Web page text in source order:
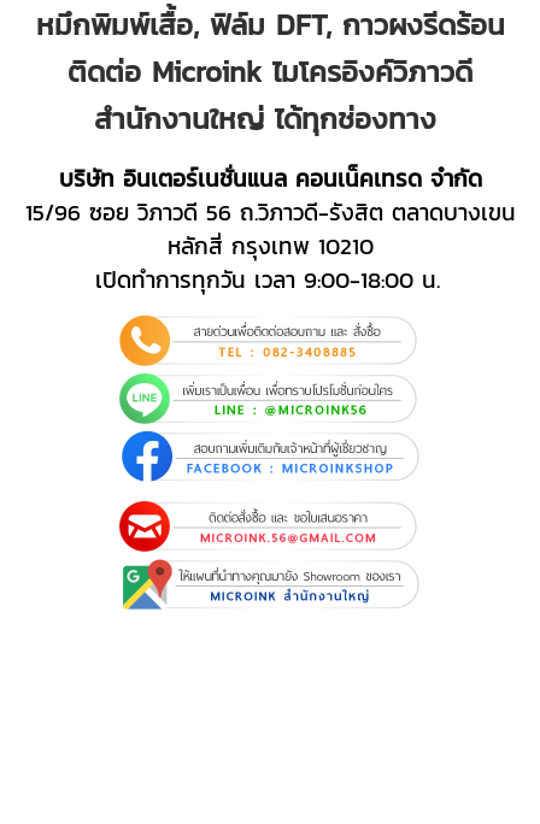
หมึกพิมพ์เสื้อ, ฟิล์ม DFT, กาวผงรีดร้อน
ติดต่อ Microink ไมโครอิงค์วิภาวดี
สำนักงานใหญ่ ได้ทุกช่องทาง
บริษัท อินเตอร์เนชั่นแนล คอนเน็คเทรด จำกัด
15/96 ซอย วิภาวดี 56 ถ.วิภาวดี-รังสิต ตลาดบางเขน
หลักสี่ กรุงเทพ 10210
เปิดทำการทุกวัน เวลา 9:00-18:00 น.